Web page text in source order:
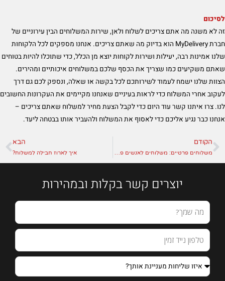
לסיכום
זה לא משנה מה אתם צריכים לשלוח ולאן, שירות המשלוחים הבין עירוניים של
חברת MyDelivery הוא בדיוק מה שאתם צריכים. אנחנו מספקים לכל הלקוחות
שלנו אמינות רבה, יעילות ושירות לקוחות יוצא מן הכלל, כדי שתוכלו להיות בטוחים
שאתם משקיעים כמו שצריך את הכסף שלכם במשלוחים איכותיים ומהירים.
הצוות שלנו ישמח לעמוד לשירותכם לכל בקשה או שאלה, ונספק לכם גם דרך
לעקוב אחרי המשלוח כדי לראות בעיניים שאנחנו מקיימים את העקרונות החשובים
לנו. צרו איתנו קשר עוד היום כדי לקבל הצעת מחיר למשלוח שאתם צריכים –
אנחנו כבר נגיע אליכם כדי לאסוף את המשלוח ולהעביר אותו בבטחה ליעד.
קודם
הקודם
משלוחים פרטיים: משלוחים לאנשים פרטיים ללא התחייבות!
הבא
איך לארוז חבילה למשלוח?
יוצרים קשר בקלות ובמהירות